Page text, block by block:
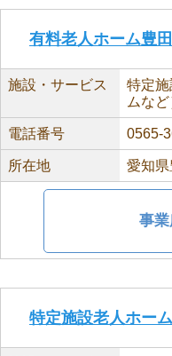
有料老人ホーム豊
施設・サービス
特定
ムなど
電話番号 0565-
所在地 愛知
事
特定施設老人ホー